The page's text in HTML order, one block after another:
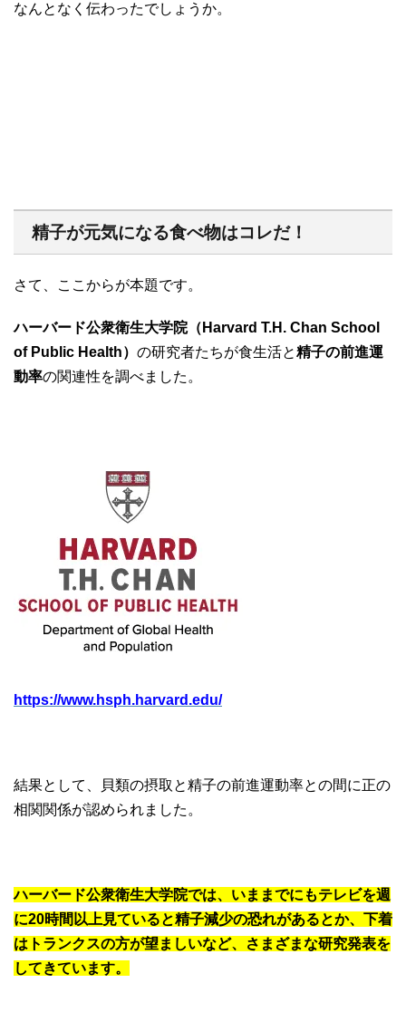
なんとなく伝わったでしょうか。
精子が元気になる食べ物はコレだ！
さて、ここからが本題です。
ハーバード公衆衛生大学院（Harvard T.H. Chan School
of Public Health） の研究者たちが食生活と精子の前進運
動率の関連性を調べました。
https://www.hsph.harvard.edu/
結果として、貝類の摂取と精子の前進運動率との間に正の
相関関係が認められました。
ハーバード公衆衛生大学院では、いままでにもテレビを週
に20時間以上見ていると精子減少の恐れがあるとか、下着
はトランクスの方が望ましいなど、さまざまな研究発表を
してきています。